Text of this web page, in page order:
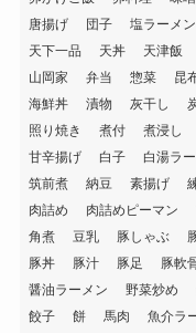
唐揚げ
団子 塩ラーメン
天下一品
天丼 天津飯
山岡家
弁当 惣菜 昆
海鮮丼
漬物 灰干し
照り焼き
煮付 煮浸し
甘辛揚げ
白子 白湯ラ
筑前煮
納豆 素揚げ
肉詰め
肉詰めピーマン
角煮
豆乳 豚しゃぶ
豚丼
豚汁 豚足 豚軟
醤油ラーメン
野菜炒め
餃子
餅 馬肉 魚介ラ